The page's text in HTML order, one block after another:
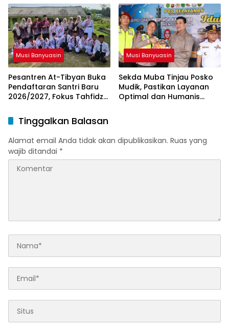
Musi Banyuasin
Pesantren At-Tibyan Buka
Pendaftaran Santri Baru
2026/2027, Fokus Tahfidz
Musi Banyuasin
Sekda Muba Tinjau Posko
Mudik, Pastikan Layanan
Optimal dan Humanis
Tinggalkan Balasan
Alamat email Anda tidak akan dipublikasikan. Ruas yang
wajib ditandai *